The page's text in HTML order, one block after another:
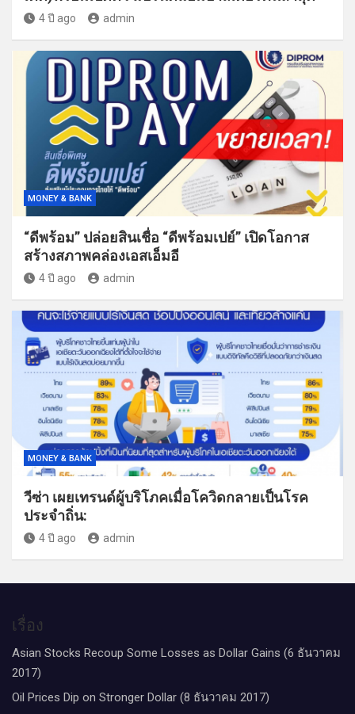
4 ปี ago admin
MONEY & BANK
“ดีพร้อม” ปล่อยสินเชื่อ “ดีพร้อมเปย์” เปิดโอกาส
สร้างสภาพคล่องเอสเอ็มอี
4 ปี ago admin
MONEY & BANK
วีซ่า เผยเทรนด์ผู้บริโภคเมื่อโควิดกลายเป็นโรค
ประจำถิ่น:
4 ปี ago admin
เรื่อง
Asian Stocks Recoup Some Losses as Dollar Gains (6 ธันวาคม
2017)
Oil Prices Dip on Stronger Dollar (8 ธันวาคม 2017)